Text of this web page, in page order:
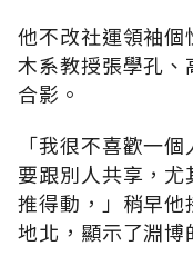
他不改社運領袖
木系教授張學孔
合影。
「我很不喜歡一
要跟別人共享，
推得動，」稍早
地北，顯示了淵博